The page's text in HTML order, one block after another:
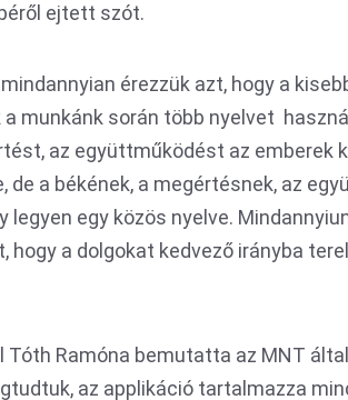
ejtett szót.
érezzük azt, hogy a
munkánk során több nyelvet
az együttműködést az emberek
a békének, a megértésnek, az
legyen egy közös nyelve.
hogy a dolgokat kedvező irányba
Tóth Ramóna bemutatta az MNT
az applikáció tartalmazza